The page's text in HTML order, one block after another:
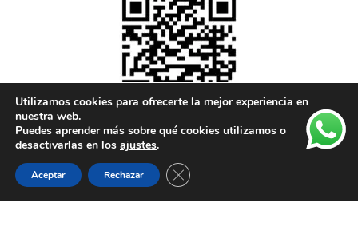
Nuestras Redes:
de deseos
CarritoMi cuenta
Utilizamos cookies para ofrecerte la mejor experiencia en
nuestra web.
Puedes aprender más sobre qué cookies utilizamos o
desactivarlas en los ajustes.
Aceptar Rechazar Cerrar el banner de cookies RGPD